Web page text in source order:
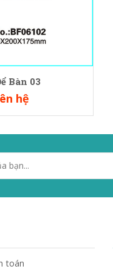
Bàn 03
hệ
toán